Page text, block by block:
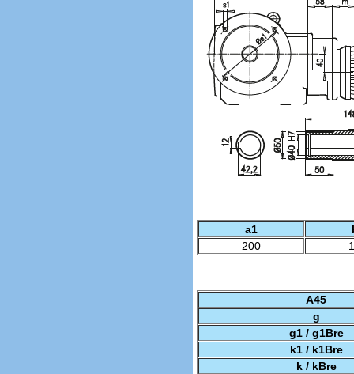
a1
200
A45
g
g1 / g1Bre
k1 / k1Bre
k / kBre